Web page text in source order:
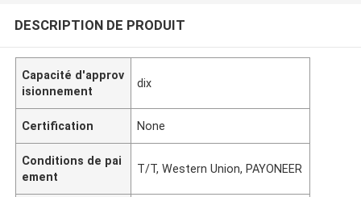
DESCRIPTION DE PRODUIT
Capacité d'approv
isionnement
dix
Certification None
Conditions de pai
ement
T/T, Western Union, PAYONEER